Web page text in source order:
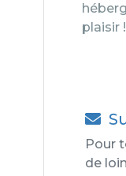
plaisir !
Pour
de